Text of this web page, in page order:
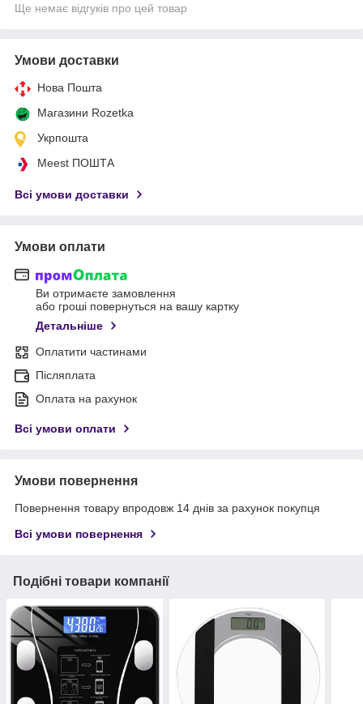
Ще немає відгуків про цей товар
Умови доставки
Нова Пошта
Магазини Rozetka
Укрпошта
Meest ПОШТА
Всі умови доставки
Умови оплати
Ви отримаєте замовлення
або гроші повернуться на вашу картку
Детальніше
Оплатити частинами
Післяплата
Оплата на рахунок
Всі умови оплати
Умови повернення
Повернення товару впродовж 14 днів за рахунок покупця
Всі умови повернення
Подібні товари компанії